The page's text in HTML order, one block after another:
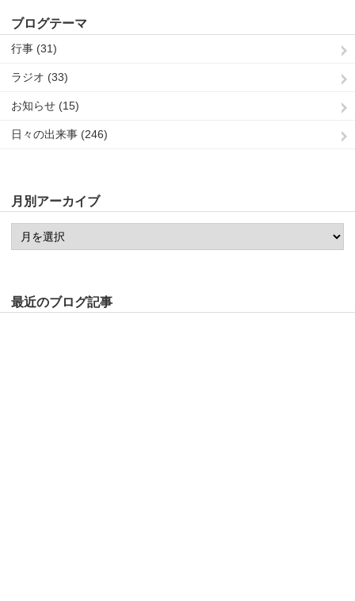
ブログテーマ
行事 (31)
ラジオ (33)
お知らせ (15)
日々の出来事 (246)
月別アーカイブ
最近のブログ記事